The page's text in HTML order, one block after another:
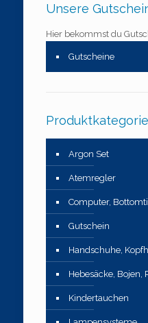
Unsere
Hier bekommst du
Gutscheine
Argon Set
Atemregler
Computer,
Gutschein
Handschuhe,
Hebesäcke, Bojen,
Kindertauchen